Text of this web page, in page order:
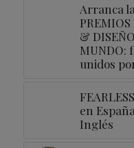
Arranca
&
MUNDO:
unidos
en
Inglés